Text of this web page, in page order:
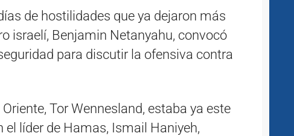
de hostilidades que ya dejaron más
israelí, Benjamin Netanyahu, convocó
para discutir la ofensiva contra
Tor Wennesland, estaba ya este
el líder de Hamas, Ismail Haniyeh,